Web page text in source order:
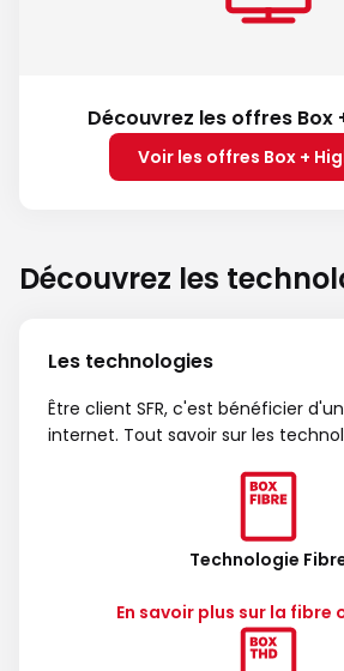
Découvrez les offres Box
Voir les offres Box +
Découvrez les
Les technologies
Être client SFR, c'est bénéficier
internet. Tout savoir sur les
Technologie
En savoir plus sur la fibre